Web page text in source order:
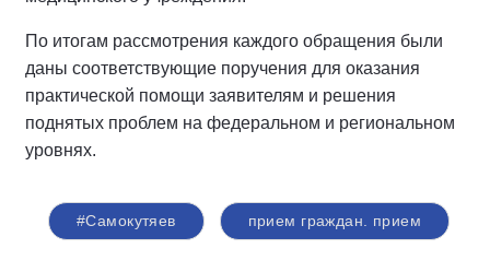
По итогам рассмотрения каждого обращения были
даны соответствующие поручения для оказания
практической помощи заявителям и решения
поднятых проблем на федеральном и региональном
уровнях.
#Самокутяев прием граждан. прием